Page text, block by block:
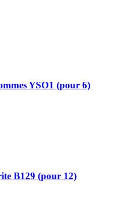
YSO1 (pour 6)
B129 (pour 12)